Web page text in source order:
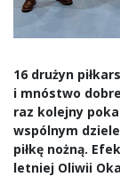
16 drużyn
i mnóstwo
raz kolejny
wspólnym
piłkę nożną.
letniej Oliwii